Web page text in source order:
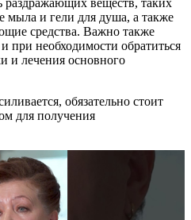
раздражающих веществ, таких
мыла и гели для душа, а также
средства. Важно также
при необходимости обратиться
и лечения основного
обязательно стоит
для получения